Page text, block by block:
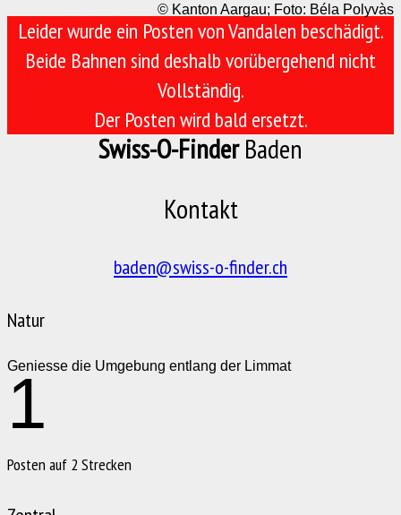
© Kanton Aargau; Foto: Béla Polyvàs
Leider wurde ein Posten von Vandalen beschädigt.
Beide Bahnen sind deshalb vorübergehend nicht
Vollständig.
Der Posten wird bald ersetzt.
Swiss-O-FinderBaden
Kontakt
baden@swiss-o-finder.ch
Natur
Geniesse die Umgebung entlang der Limmat
1
Posten auf 2 Strecken